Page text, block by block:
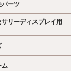
ーツ
サリーディスプレイ用
ム